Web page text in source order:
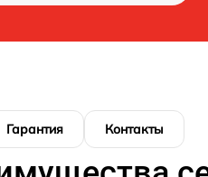
Гарантия Контакты